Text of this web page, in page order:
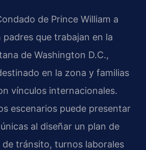
de Prince William a
que trabajan en la
de Washington D.C.,
en la zona y familias
vínculos internacionales.
escenarios puede presentar
al diseñar un plan de
tránsito, turnos laborales